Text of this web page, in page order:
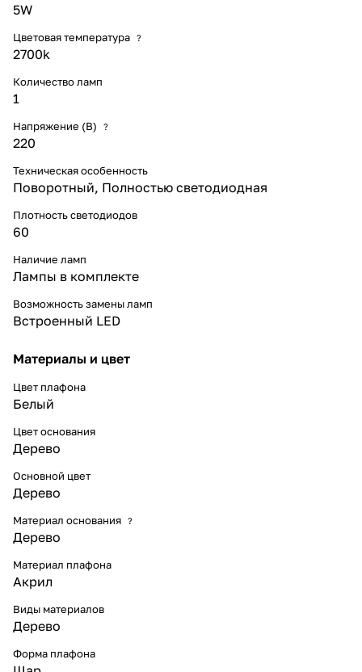
5W
Цветовая температура ?
2700k
Количество ламп
1
Напряжение (В) ?
220
Техническая особенность
Поворотный, Полностью светодиодная
Плотность светодиодов
60
Наличие ламп
Лампы в комплекте
Возможность замены ламп
Встроенный LED
Материалы и цвет
Цвет плафона
Белый
Цвет основания
Дерево
Основной цвет
Дерево
Материал основания ?
Дерево
Материал плафона
Акрил
Виды материалов
Дерево
Форма плафона